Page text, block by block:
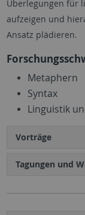
Überlegungen für
aufzeigen und
Ansatz plädieren.
Metaphern
Syntax
Linguistik
Vorträge
Tagungen und